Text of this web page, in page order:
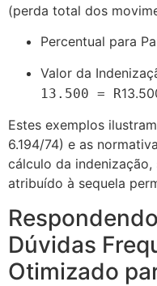
(perda total dos
Percentual para
Valor da
13.500 = R
Estes exemplos
6.194/74) e as
cálculo da
atribuído à sequela
Dúvidas
Otimizado